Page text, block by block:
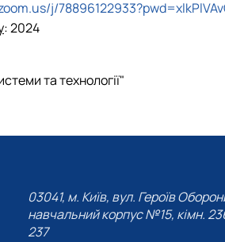
j/
: 2024
та технології"
03041, м. Київ, вул. Героїв
навчальний корпус №15, кімн.
237